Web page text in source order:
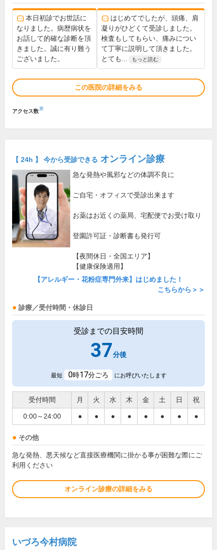
本日初診でお世話に
なりました。病歴病状を
お話して的確な診断を頂
きました。誠に有り難う
ございました。
はじめてでしたが、頭痛、肩
凝りがひどくて受診しました。
検査もしてもらい、痛みについ
て丁寧に説明して頂きました。
とても...
もっと読む
この医院の詳細をみる
アクセス数※
【 24h 】 今から受診できる オンライン診療
急な発熱や風邪などの体調不良に
ご自宅・オフィスで受診出来ます
お薬はお近くの薬局、宅配便でお受け取り
登園許可証・診断書も発行可
【夜間休日・全国エリア】
【健康保険適用】
【アレルギー・花粉症専門外来】はじめました！
こちらから＞＞
診療／受付時間・休診日
受診までの目安時間
37分後
最短 0時17分ごろ にお呼びいたします
受付時間 月 火 水 木 金 土 日 祝
0:00～24:00 ● ● ● ● ● ● ● ●
その他
急な発熱、悪天候など直接医療機関に掛かる事が困難な際にご
利用ください
オンライン診療の詳細をみる
いづろ今村病院